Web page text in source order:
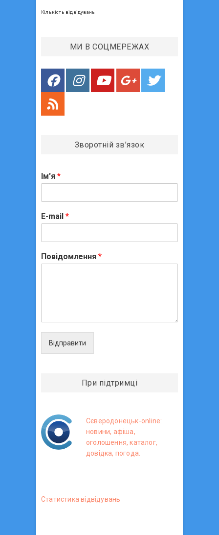
Кількість відвідувань
МИ В СОЦМЕРЕЖАХ
Зворотній зв’язок
Ім'я *
E-mail *
Повідомлення *
Відправити
При підтримці
Сєверодонецьк-online:
новини, афіша,
оголошення, каталог,
довідка, погода.
Статистика вiдвiдувань